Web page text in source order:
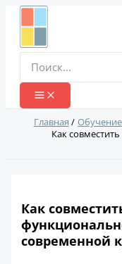
Перейти
Главная
Как
Как
современной